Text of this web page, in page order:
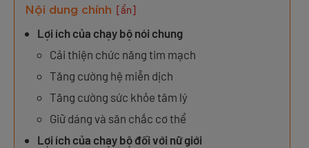
Nội dung chính [ẩn]
Lợi ích của chạy bộ nói chung
Cải thiện chức năng tim mạch
Tăng cường hệ miễn dịch
Tăng cường sức khỏe tâm lý
Giữ dáng và săn chắc cơ thể
Lợi ích của chạy bộ đối với nữ giới